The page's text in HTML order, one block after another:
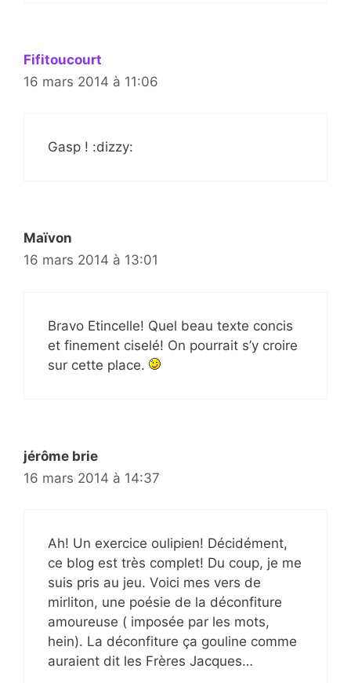
Fifitoucourt
16 mars 2014 à 11:06
Gasp ! :dizzy:
Maïvon
16 mars 2014 à 13:01
Bravo Etincelle! Quel beau texte concis
et finement ciselé! On pourrait s’y croire
sur cette place.
jérôme brie
16 mars 2014 à 14:37
Ah! Un exercice oulipien! Décidément,
ce blog est très complet! Du coup, je me
suis pris au jeu. Voici mes vers de
mirliton, une poésie de la déconfiture
amoureuse ( imposée par les mots,
hein). La déconfiture ça gouline comme
auraient dit les Frères Jacques…